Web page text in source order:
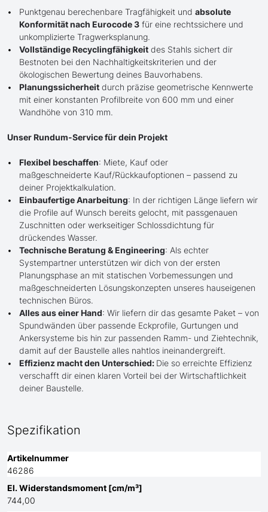
Punktgenau berechenbare Tragfähigkeit und absolute
Konformität nach Eurocode 3 für eine rechtssichere und
unkomplizierte Tragwerksplanung.
Vollständige Recyclingfähigkeit des Stahls sichert dir
Bestnoten bei den Nachhaltigkeitskriterien und der
ökologischen Bewertung deines Bauvorhabens.
Planungssicherheit durch präzise geometrische Kennwerte
mit einer konstanten Profilbreite von 600 mm und einer
Wandhöhe von 310 mm.
Unser Rundum-Service für dein Projekt
Flexibel beschaffen: Miete, Kauf oder
maßgeschneiderte Kauf/Rückkaufoptionen – passend zu
deiner Projektkalkulation.
Einbaufertige Anarbeitung: In der richtigen Länge liefern wir
die Profile auf Wunsch bereits gelocht, mit passgenauen
Zuschnitten oder werkseitiger Schlossdichtung für
drückendes Wasser.
Technische Beratung & Engineering: Als echter
Systempartner unterstützen wir dich von der ersten
Planungsphase an mit statischen Vorbemessungen und
maßgeschneiderten Lösungskonzepten unseres hauseigenen
technischen Büros.
Alles aus einer Hand: Wir liefern dir das gesamte Paket – von
Spundwänden über passende Eckprofile, Gurtungen und
Ankersysteme bis hin zur passenden Ramm- und Ziehtechnik,
damit auf der Baustelle alles nahtlos ineinandergreift.
Effizienz macht den Unterschied: Die so erreichte Effizienz
verschafft dir einen klaren Vorteil bei der Wirtschaftlichkeit
deiner Baustelle.
Spezifikation
Artikelnummer
46286
El. Widerstandsmoment [cm/m³]
744,00